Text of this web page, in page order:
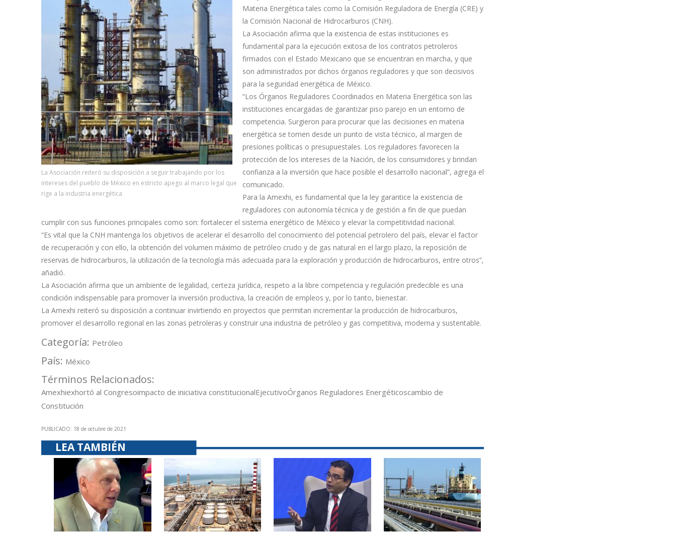
La Asociación reiteró su disposición a seguir trabajando por los
intereses del pueblo de México en estricto apego al marco legal que
rige a la industria energética
Materia Energética tales como la Comisión Reguladora de Energía (CRE) y
la Comisión Nacional de Hidrocarburos (CNH).
La Asociación afirma que la existencia de estas instituciones es
fundamental para la ejecución exitosa de los contratos petroleros
firmados con el Estado Mexicano que se encuentran en marcha, y que
son administrados por dichos órganos reguladores y que son decisivos
para la seguridad energética de México.
“Los Órganos Reguladores Coordinados en Materia Energética son las
instituciones encargadas de garantizar piso parejo en un entorno de
competencia. Surgieron para procurar que las decisiones en materia
energética se tomen desde un punto de vista técnico, al margen de
presiones políticas o presupuestales. Los reguladores favorecen la
protección de los intereses de la Nación, de los consumidores y brindan
confianza a la inversión que hace posible el desarrollo nacional”, agrega el
comunicado.
Para la Amexhi, es fundamental que la ley garantice la existencia de
reguladores con autonomía técnica y de gestión a fin de que puedan
cumplir con sus funciones principales como son: fortalecer el sistema energético de México y elevar la competitividad nacional.
“Es vital que la CNH mantenga los objetivos de acelerar el desarrollo del conocimiento del potencial petrolero del país, elevar el factor
de recuperación y con ello, la obtención del volumen máximo de petróleo crudo y de gas natural en el largo plazo, la reposición de
reservas de hidrocarburos, la utilización de la tecnología más adecuada para la exploración y producción de hidrocarburos, entre otros”,
añadió.
La Asociación afirma que un ambiente de legalidad, certeza jurídica, respeto a la libre competencia y regulación predecible es una
condición indispensable para promover la inversión productiva, la creación de empleos y, por lo tanto, bienestar.
La Amexhi reiteró su disposición a continuar invirtiendo en proyectos que permitan incrementar la producción de hidrocarburos,
promover el desarrollo regional en las zonas petroleras y construir una industria de petróleo y gas competitiva, moderna y sustentable.
Categoría: Petróleo
País: México
Términos Relacionados:
Amexhiexhortó al Congresoimpacto de iniciativa constitucionalEjecutivoÓrganos Reguladores Energéticoscambio de
Constitución
PUBLICADO: 18 de octubre de 2021
LEA TAMBIÉN